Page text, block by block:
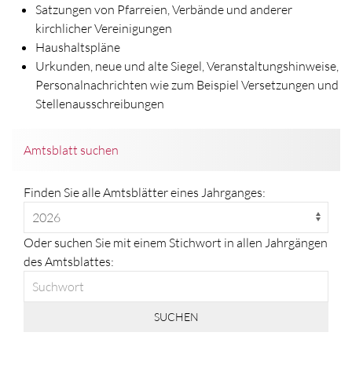
Satzungen von Pfarreien, Verbände und anderer
kirchlicher Vereinigungen
Haushaltspläne
Urkunden, neue und alte Siegel, Veranstaltungshinweise,
Personalnachrichten wie zum Beispiel Versetzungen und
Stellenausschreibungen
Amtsblatt suchen
Finden Sie alle Amtsblätter eines Jahrganges:
Oder suchen Sie mit einem Stichwort in allen Jahrgängen
des Amtsblattes:
SUCHEN